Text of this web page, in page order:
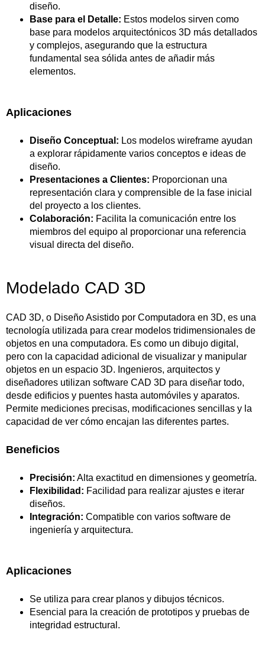
diseño.
Base para el Detalle: Estos modelos sirven como
base para modelos arquitectónicos 3D más detallados
y complejos, asegurando que la estructura
fundamental sea sólida antes de añadir más
elementos.
Aplicaciones
Diseño Conceptual: Los modelos wireframe ayudan
a explorar rápidamente varios conceptos e ideas de
diseño.
Presentaciones a Clientes: Proporcionan una
representación clara y comprensible de la fase inicial
del proyecto a los clientes.
Colaboración: Facilita la comunicación entre los
miembros del equipo al proporcionar una referencia
visual directa del diseño.
Modelado CAD 3D
CAD 3D, o Diseño Asistido por Computadora en 3D, es una
tecnología utilizada para crear modelos tridimensionales de
objetos en una computadora. Es como un dibujo digital,
pero con la capacidad adicional de visualizar y manipular
objetos en un espacio 3D. Ingenieros, arquitectos y
diseñadores utilizan software CAD 3D para diseñar todo,
desde edificios y puentes hasta automóviles y aparatos.
Permite mediciones precisas, modificaciones sencillas y la
capacidad de ver cómo encajan las diferentes partes.
Beneficios
Precisión: Alta exactitud en dimensiones y geometría.
Flexibilidad: Facilidad para realizar ajustes e iterar
diseños.
Integración: Compatible con varios software de
ingeniería y arquitectura.
Aplicaciones
Se utiliza para crear planos y dibujos técnicos.
Esencial para la creación de prototipos y pruebas de
integridad estructural.